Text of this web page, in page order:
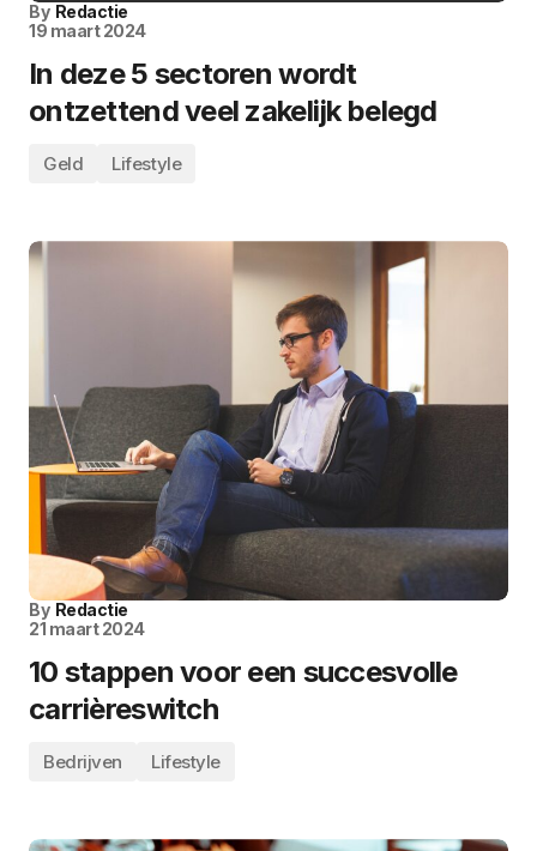
By Redactie
19 maart 2024
In deze 5 sectoren wordt
ontzettend veel zakelijk belegd
Geld Lifestyle
By Redactie
21 maart 2024
10 stappen voor een succesvolle
carrièreswitch
Bedrijven Lifestyle